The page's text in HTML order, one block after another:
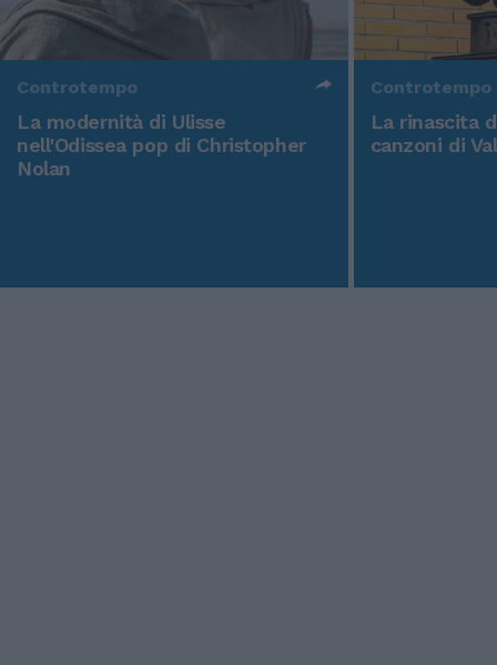
Controtempo
La modernità di Ulisse
nell'Odissea pop di Christopher
Nolan
Controtempo
La rinascita
canzoni di